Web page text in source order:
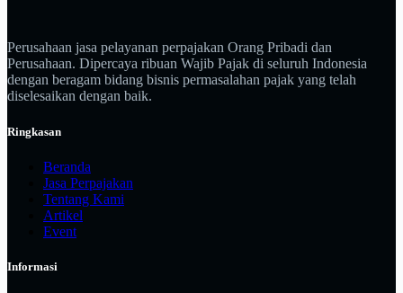
Perusahaan jasa pelayanan perpajakan Orang Pribadi dan
Perusahaan. Dipercaya ribuan Wajib Pajak di seluruh Indonesia
dengan beragam bidang bisnis permasalahan pajak yang telah
diselesaikan dengan baik.
Ringkasan
Beranda
Jasa Perpajakan
Tentang Kami
Artikel
Event
Informasi